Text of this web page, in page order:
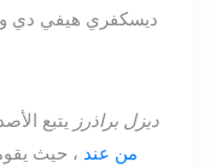
ديسكفري هيفي دي
ديزل براذرز يتبع
من عند ، حيث